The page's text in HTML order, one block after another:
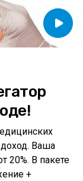
Ваша
20%. В пакете
+